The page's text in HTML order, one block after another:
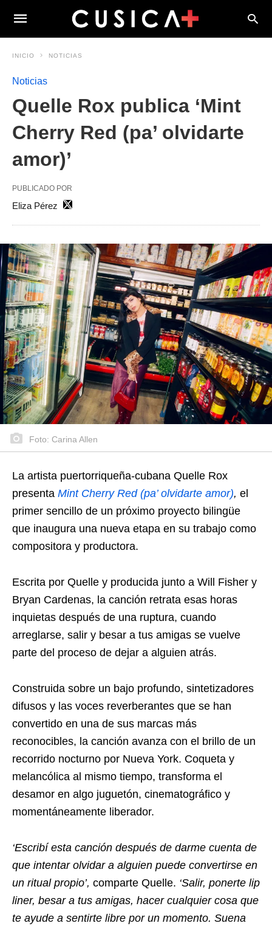
INICIO NOTICIAS
Noticias
Quelle Rox publica ‘Mint
Cherry Red (pa’ olvidarte
amor)’
PUBLICADO POR
Eliza Pérez
Foto: Carina Allen
La artista puertorriqueña-cubana Quelle Rox
presenta Mint Cherry Red (pa’ olvidarte amor), el
primer sencillo de un próximo proyecto bilingüe
que inaugura una nueva etapa en su trabajo como
compositora y productora.
Escrita por Quelle y producida junto a Will Fisher y
Bryan Cardenas, la canción retrata esas horas
inquietas después de una ruptura, cuando
arreglarse, salir y besar a tus amigas se vuelve
parte del proceso de dejar a alguien atrás.
Construida sobre un bajo profundo, sintetizadores
difusos y las voces reverberantes que se han
convertido en una de sus marcas más
reconocibles, la canción avanza con el brillo de un
recorrido nocturno por Nueva York. Coqueta y
melancólica al mismo tiempo, transforma el
desamor en algo juguetón, cinematográfico y
momentáneamente liberador.
‘Escribí esta canción después de darme cuenta de
que intentar olvidar a alguien puede convertirse en
un ritual propio’, comparte Quelle. ‘Salir, ponerte lip
liner, besar a tus amigas, hacer cualquier cosa que
te ayude a sentirte libre por un momento. Suena